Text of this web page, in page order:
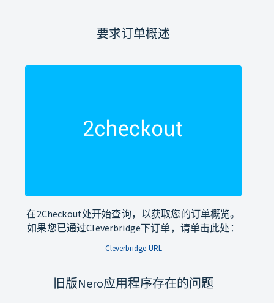
要求订单概述
在2Checkout处开始查询，以获取您的订单概览。
如果您已通过Cleverbridge下订单，请单击此处：
Cleverbridge-URL
旧版Nero应用程序存在的问题